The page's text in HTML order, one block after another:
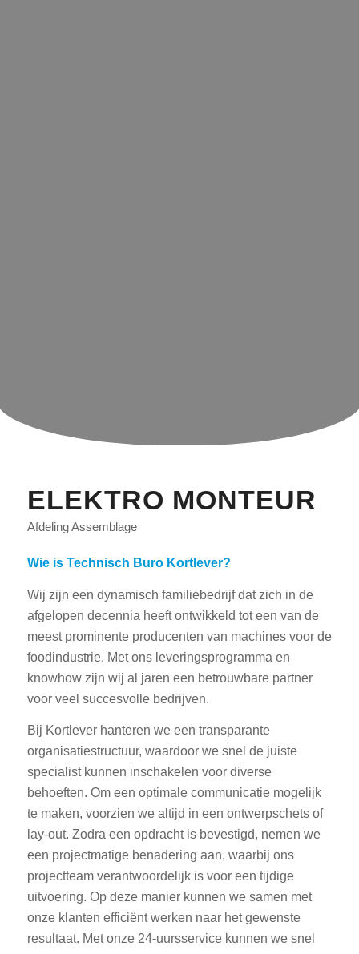
ELEKTRO MONTEUR
Afdeling Assemblage
Wie is Technisch Buro Kortlever?
Wij zijn een dynamisch familiebedrijf dat zich in de
afgelopen decennia heeft ontwikkeld tot een van de
meest prominente producenten van machines voor de
foodindustrie. Met ons leveringsprogramma en
knowhow zijn wij al jaren een betrouwbare partner
voor veel succesvolle bedrijven.
Bij Kortlever hanteren we een transparante
organisatiestructuur, waardoor we snel de juiste
specialist kunnen inschakelen voor diverse
behoeften. Om een optimale communicatie mogelijk
te maken, voorzien we altijd in een ontwerpschets of
lay-out. Zodra een opdracht is bevestigd, nemen we
een projectmatige benadering aan, waarbij ons
projectteam verantwoordelijk is voor een tijdige
uitvoering. Op deze manier kunnen we samen met
onze klanten efficiënt werken naar het gewenste
resultaat. Met onze 24-uursservice kunnen we snel